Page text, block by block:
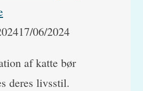
17/06/2024
af katte bør
deres livsstil.